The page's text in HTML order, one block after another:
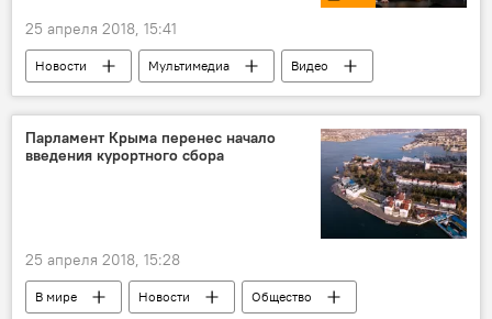
25 апреля 2018, 15:41
Новости Мультимедиа
Видео
Общество
В Абхазии
Культура
Абхазия
Парламент Крыма перенес начало
введения курортного сбора
25 апреля 2018, 15:28
В мире Новости
Общество